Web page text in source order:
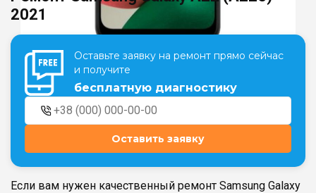
Театральная
г. Киев, ул. Крещатик 44-А г. Киев, ул. Анны Ахматовой, 30
Оболонь
г. Киев, ТЦ LAKE PLAZA, ул. Героев
полка «Азов», 12
Дворец "Украина"
г. Киев, ул. Казимира Малевича, 87
г. Киев, Комфорт Таун, ул.
Березнева, 16, корпус 3
2021
Оставьте заявку на ремонт прямо сейчас
и получите
бесплатную диагностику
Оставить заявку
Если вам нужен качественный ремонт Samsung Galaxy